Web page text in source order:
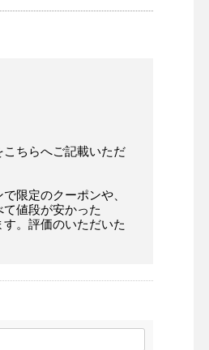
ちらへご記載いただ
限定のクーポンや、
値段が安かった
。評価のいただいた